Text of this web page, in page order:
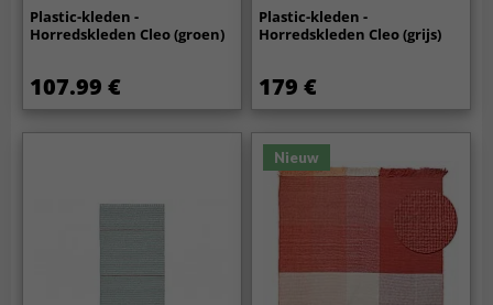
Plastic-kleden -
Horredskleden Cleo (groen)
107.99 €
Plastic-kleden -
Horredskleden Cleo (grijs)
179 €
Nieuw